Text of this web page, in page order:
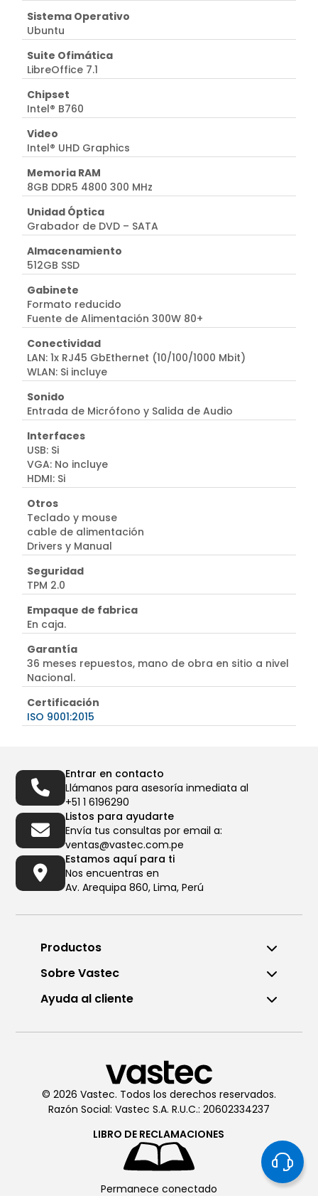
Sistema Operativo
Ubuntu
Suite Ofimática
LibreOffice 7.1
Chipset
Intel® B760
Video
Intel® UHD Graphics
Memoria RAM
8GB DDR5 4800 300 MHz
Unidad Óptica
Grabador de DVD – SATA
Almacenamiento
512GB SSD
Gabinete
Formato reducido
Fuente de Alimentación 300W 80+
Conectividad
LAN: 1x RJ45 GbEthernet (10/100/1000 Mbit)
WLAN: Si incluye
Sonido
Entrada de Micrófono y Salida de Audio
Interfaces
USB: Si
VGA: No incluye
HDMI: Si
Otros
Teclado y mouse
cable de alimentación
Drivers y Manual
Seguridad
TPM 2.0
Empaque de fabrica
En caja.
Garantía
36 meses repuestos, mano de obra en sitio a nivel
Nacional.
Certificación
ISO 9001:2015
De Lunes a Viernes de 8:00am
a 6:00pm
Chatea conVastec
De Lunes a Viernes de 8:00am
a 6:00pm
Soporte técnico
Entrar en contacto
Llámanos para asesoría inmediata al
+51 1 6196290
Listos para ayudarte
Envía tus consultas por email a:
ventas@vastec.com.pe
Estamos aquí para ti
Nos encuentras en
Av. Arequipa 860, Lima, Perú
Productos
Sobre Vastec
Ayuda al cliente
© 2026 Vastec. Todos los derechos reservados.
Razón Social: Vastec S.A. R.U.C.: 20602334237
LIBRO DE RECLAMACIONES
Permanece conectado